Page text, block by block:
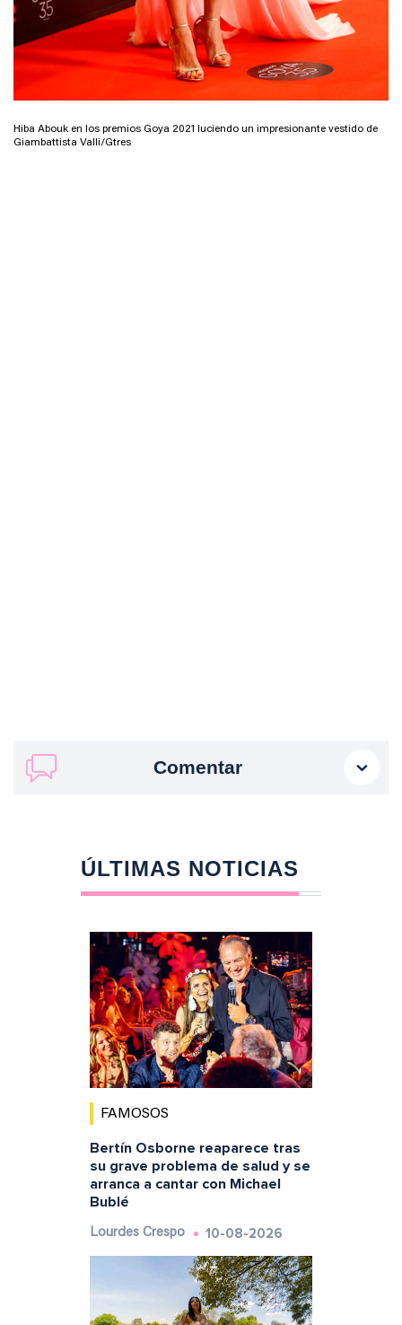
Hiba Abouk en los premios Goya 2021 luciendo un impresionante vestido de
Giambattista Valli/Gtres
Comentar
ÚLTIMAS NOTICIAS
FAMOSOS
Bertín Osborne reaparece tras
su grave problema de salud y se
arranca a cantar con Michael
Bublé
Lourdes Crespo 10-08-2026